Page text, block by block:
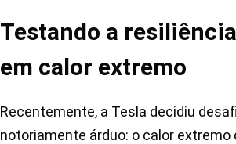
Testando a
em calor extremo
Recentemente, a Tesla decidiu
notoriamente árduo: o calor extremo